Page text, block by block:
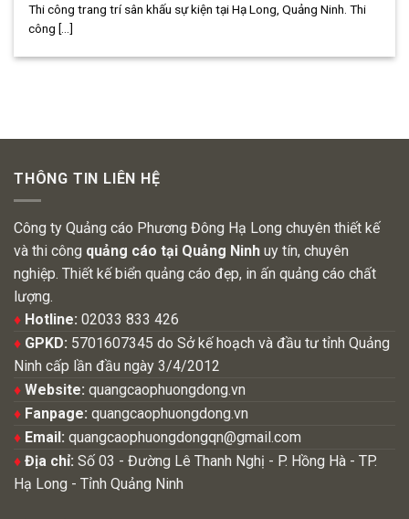
Thi công trang trí sân khấu sự kiện tại Hạ Long, Quảng Ninh. Thi
công [...]
THÔNG TIN LIÊN HỆ
Công ty Quảng cáo Phương Đông Hạ Long chuyên thiết kế
và thi công quảng cáo tại Quảng Ninh uy tín, chuyên
nghiệp. Thiết kế biển quảng cáo đẹp, in ấn quảng cáo chất
lượng.
♦ Hotline: 02033 833 426
♦ GPKD: 5701607345 do Sở kế hoạch và đầu tư tỉnh Quảng
Ninh cấp lần đầu ngày 3/4/2012
♦ Website: quangcaophuongdong.vn
♦ Fanpage: quangcaophuongdong.vn
♦ Email: quangcaophuongdongqn@gmail.com
♦ Địa chỉ: Số 03 - Đường Lê Thanh Nghị - P. Hồng Hà - TP.
Hạ Long - Tỉnh Quảng Ninh